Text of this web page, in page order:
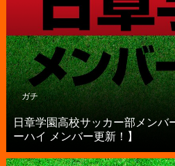
ガチ
日章学園高校サッカー部メンバ
ーハイ メンバー更新！】